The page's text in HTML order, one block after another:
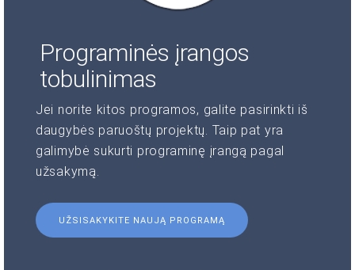
Programinės įrangos
tobulinimas
Jei norite kitos programos, galite pasirinkti iš
daugybės paruoštų projektų. Taip pat yra
galimybė sukurti programinę įrangą pagal
užsakymą.
UŽSISAKYKITE NAUJĄ PROGRAMĄ